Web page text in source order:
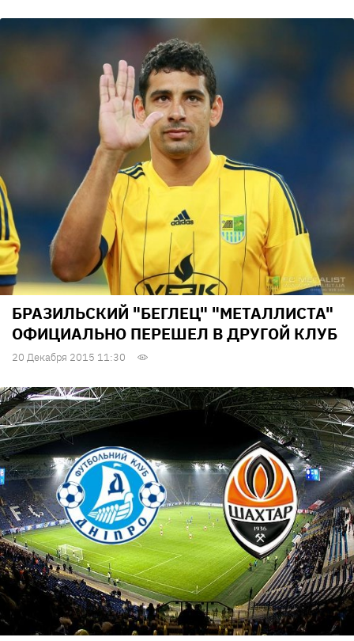
БРАЗИЛЬСКИЙ "БЕГЛЕЦ" "МЕТАЛЛИСТА"
ОФИЦИАЛЬНО ПЕРЕШЕЛ В ДРУГОЙ КЛУБ
20 Декабря 2015 11:30